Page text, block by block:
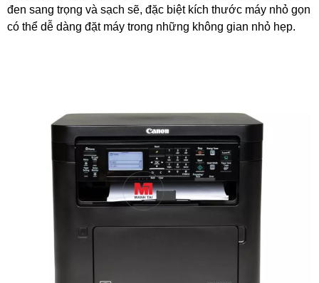
đen sang trọng và sạch sẽ, đặc biệt kích thước máy nhỏ gọn
có thể dễ dàng đặt máy trong những không gian nhỏ hẹp.